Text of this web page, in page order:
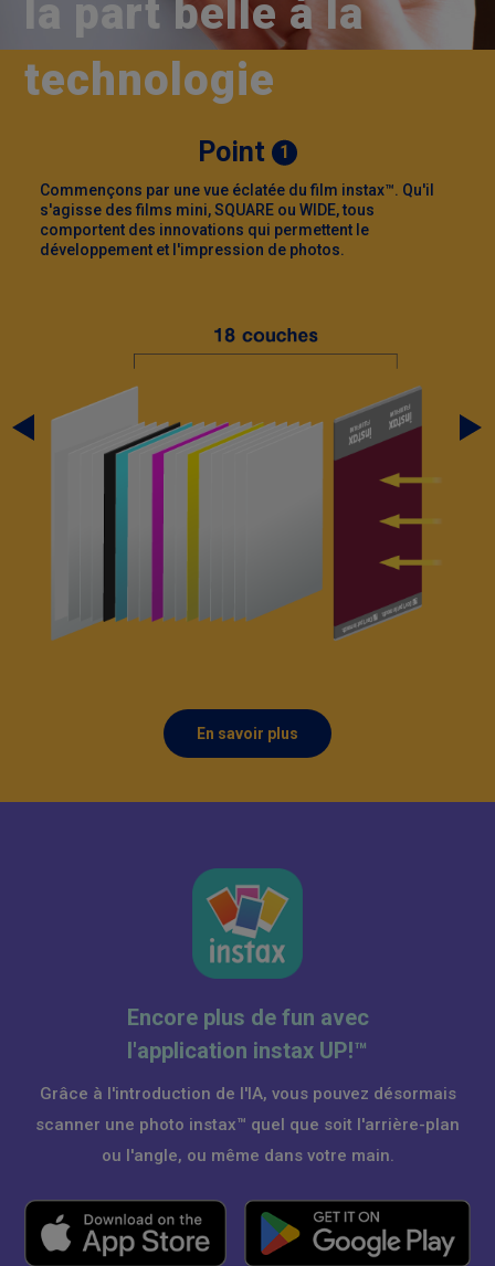
la part belle à la
technologie
Point 1
Commençons par une vue éclatée du film instax™. Qu'il
s'agisse des films mini, SQUARE ou WIDE, tous
comportent des innovations qui permettent le
développement et l'impression de photos.
En savoir plus
Encore plus de fun avec
l'application instax UP!™
Grâce à l'introduction de l'IA, vous pouvez désormais
scanner une photo instax™ quel que soit l'arrière-plan
ou l'angle, ou même dans votre main.